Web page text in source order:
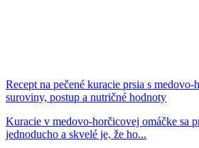
Recept na pečené kuracie prsia s
suroviny, postup a nutričné hodnoty
Kuracie v medovo-horčicovej omáčke sa
jednoducho a skvelé je, že ho...